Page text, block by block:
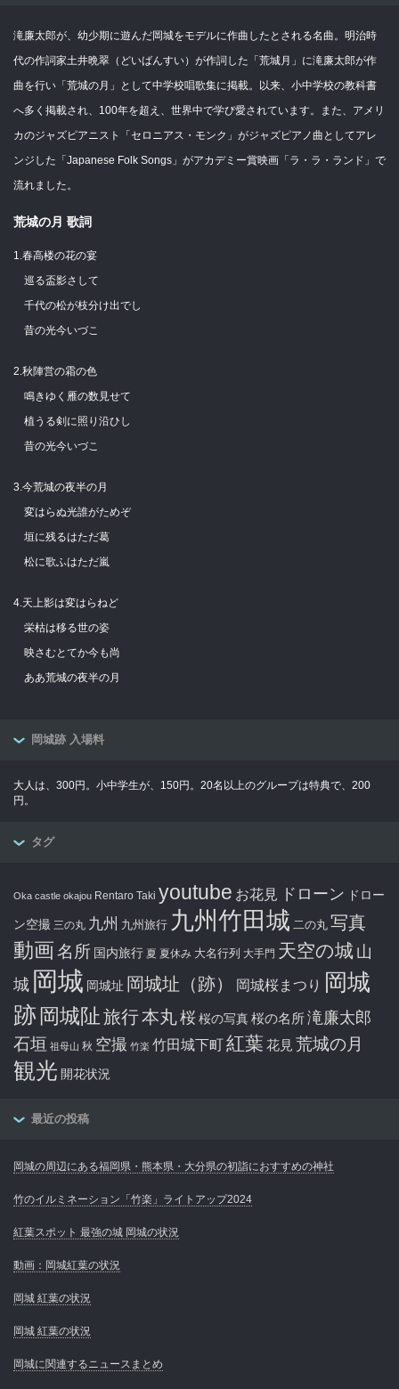
滝廉太郎が、幼少期に遊んだ岡城をモデルに作曲したとされる名曲。明治時
代の作詞家土井晩翠（どいばんすい）が作詞した「荒城月」に滝廉太郎が作
曲を行い「荒城の月」として中学校唱歌集に掲載。以来、小中学校の教科書
へ多く掲載され、100年を超え、世界中で学び愛されています。また、アメリ
カのジャズピアニスト「セロニアス・モンク」がジャズピアノ曲としてアレ
ンジした「Japanese Folk Songs」がアカデミー賞映画「ラ・ラ・ランド」で
流れました。
荒城の月 歌詞
1.春高楼の花の宴
巡る盃影さして
千代の松が枝分け出でし
昔の光今いづこ
2.秋陣営の霜の色
鳴きゆく雁の数見せて
植うる剣に照り沿ひし
昔の光今いづこ
3.今荒城の夜半の月
変はらぬ光誰がためぞ
垣に残るはただ葛
松に歌ふはただ嵐
4.天上影は変はらねど
栄枯は移る世の姿
映さむとてか今も尚
ああ荒城の夜半の月
岡城跡 入場料
大人は、300円。小中学生が、150円。20名以上のグループは特典で、200
円。
タグ
Oka castle okajou Rentaro Taki youtube お花見 ドローン ドロー
ン空撮 三の丸 九州 九州旅行 九州竹田城 二の丸 写真
動画名所 国内旅行 夏 夏休み 大名行列 大手門 天空の城 山
城 岡城 岡城址 岡城址（跡） 岡城桜まつり 岡城
跡 岡城阯旅行本丸桜桜の写真桜の名所滝廉太郎
石垣 祖母山 秋 空撮 竹楽 竹田城下町紅葉 花見 荒城の月
観光 開花状況
最近の投稿
岡城の周辺にある福岡県・熊本県・大分県の初詣におすすめの神社
竹のイルミネーション「竹楽」ライトアップ2024
紅葉スポット 最強の城 岡城の状況
動画：岡城紅葉の状況
岡城 紅葉の状況
岡城 紅葉の状況
岡城に関連するニュースまとめ